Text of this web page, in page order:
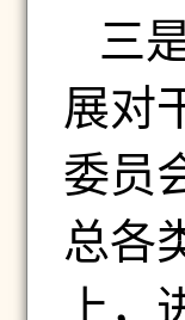
三
展对
委员
总各
上